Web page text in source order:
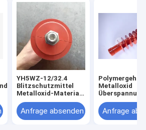
YH5WZ-12/32.4
Blitzschutzmittel
Metalloxid-Material
mit Serienlücke
Anfrage absenden
Metalloxid
für Kraftwerke
YH5WZ-51/
Anfrage